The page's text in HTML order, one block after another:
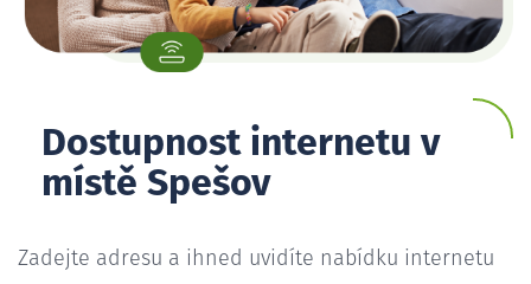
Dostupnost internetu v
místě Spešov
Zadejte adresu a ihned uvidíte nabídku internetu